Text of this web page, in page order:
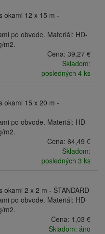
okami 12 x 15 m -
po obvode. Materiál: HD-
m2.
Cena: 39,27 €
Skladom:
posledných 4 ks
okami 15 x 20 m -
po obvode. Materiál: HD-
m2.
Cena: 64,49 €
Skladom:
posledných 3 ks
okami 2 x 2 m - ŠTANDARD
po obvode. Materiál: HD-
m2.
Cena: 1,03 €
Skladom: áno